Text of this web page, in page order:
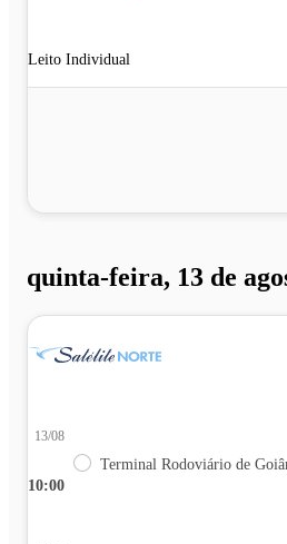
Leito Individual
quinta-feira, 13 de
10:00
13/08
Terminal Rodoviário de